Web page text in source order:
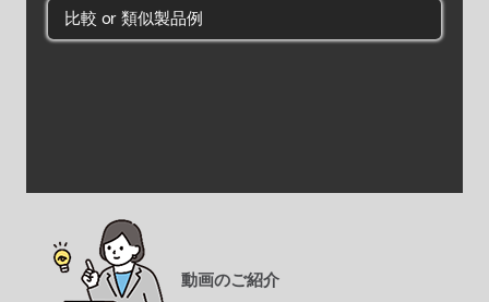
比較 or 類似製品例
動画のご紹介